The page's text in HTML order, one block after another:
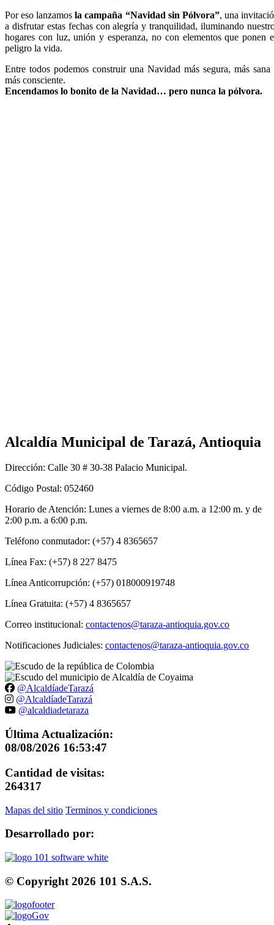
Por eso lanzamosla campaña “Navidad sin Pólvora”, una
a disfrutar estas fechas con alegría y tranquilidad, iluminando
hogares con luz, unión y esperanza, no con elementos que ponen
peligro la vida.
Entre todos podemos construir una Navidad más segura, más sana
más consciente.
Encendamos lo bonito de la Navidad… pero nunca la pólvora.
Alcaldía Municipal de Tarazá, Antioquia
Dirección: Calle 30 # 30-38 Palacio Municipal.
Código Postal: 052460
Horario de Atención: Lunes a viernes de 8:00 a.m. a 12:00 m. y de
2:00 p.m. a 6:00 p.m.
Teléfono conmutador: (+57) 4 8365657
Línea Fax: (+57) 8 227 8475
Línea Anticorrupción: (+57) 018000919748
Línea Gratuita: (+57) 4 8365657
Correo institucional: contactenos@taraza-antioquia.gov.co
Notificaciones Judiciales: contactenos@taraza-antioquia.gov.co
@AlcaldíadeTarazá
@AlcaldíadeTarazá
@alcaldiadetaraza
Última Actualización:
08/08/2026 16:53:47
Cantidad de visitas:
264317
Mapas del sitio Terminos y condiciones
Desarrollado por:
© Copyright 2026 101 S.A.S.